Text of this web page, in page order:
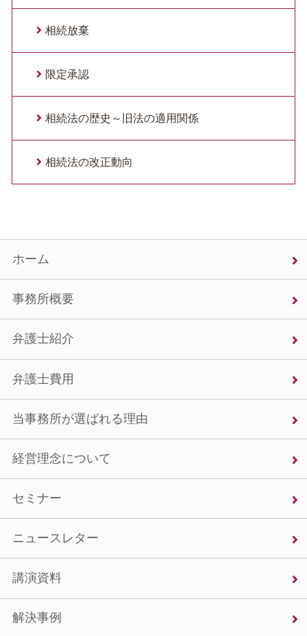
相続放棄
限定承認
相続法の歴史～旧法の適用関係
相続法の改正動向
ホーム
事務所概要
弁護士紹介
弁護士費用
当事務所が選ばれる理由
経営理念について
セミナー
ニュースレター
講演資料
解決事例